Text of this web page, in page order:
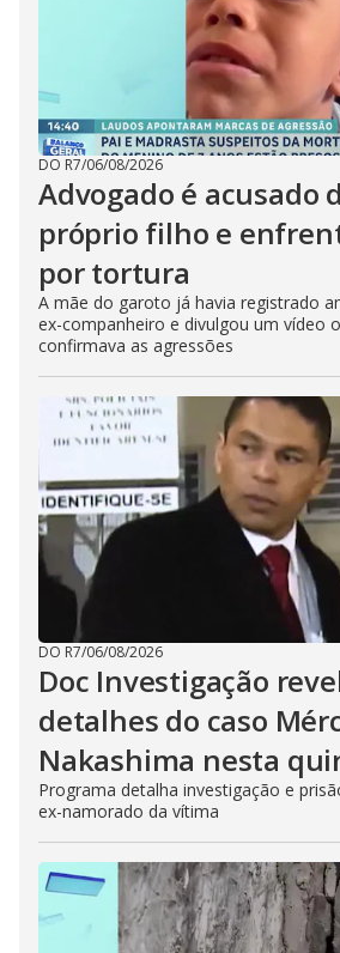
DO R7/06/08/2026
Advogado é acusado
próprio filho e
por tortura
A mãe do garoto já havia registrado
ex-companheiro e divulgou um vídeo
confirmava as agressões
DO R7/06/08/2026
Doc Investigação
detalhes do caso
Nakashima nesta
Programa detalha investigação e
ex-namorado da vítima